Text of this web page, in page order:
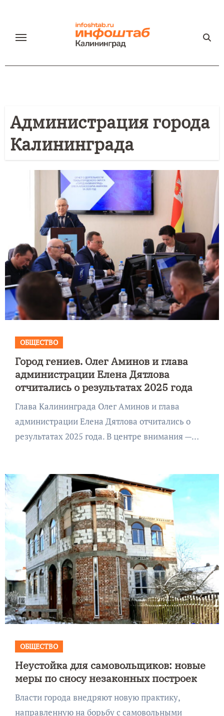
содержанию
Администрация города
Калининграда
ОБЩЕСТВО
Город гениев. Олег Аминов и глава
администрации Елена Дятлова
отчитались о результатах 2025 года
Глава Калининграда Олег Аминов и глава
администрации Елена Дятлова отчитались о
результатах 2025 года. В центре внимания —…
ОБЩЕСТВО
Неустойка для самовольщиков: новые
меры по сносу незаконных построек
Власти города внедряют новую практику,
направленную на борьбу с самовольными